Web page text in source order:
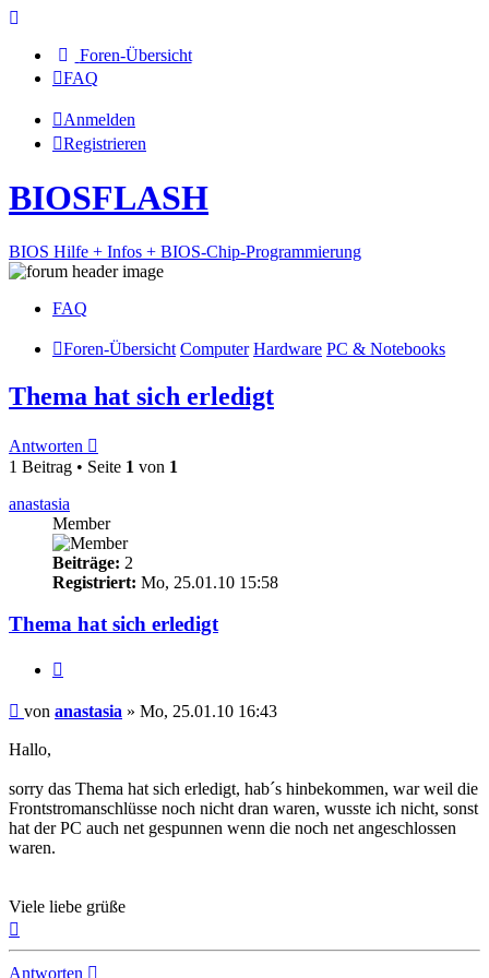
Foren-Übersicht
FAQ
Anmelden
Registrieren
BIOSFLASH
BIOS Hilfe + Infos + BIOS-Chip-Programmierung
FAQ
Foren-Übersicht Computer Hardware PC & Notebooks
Thema hat sich erledigt
Antworten
1 Beitrag • Seite 1 von 1
anastasia
Member
Beiträge: 2
Registriert: Mo, 25.01.10 15:58
Thema hat sich erledigt
Beitrag
von anastasia » Mo, 25.01.10 16:43
Hallo,
sorry das Thema hat sich erledigt, hab´s hinbekommen, war weil die
Frontstromanschlüsse noch nicht dran waren, wusste ich nicht, sonst
hat der PC auch net gespunnen wenn die noch net angeschlossen
waren.
Viele liebe grüße
Antworten